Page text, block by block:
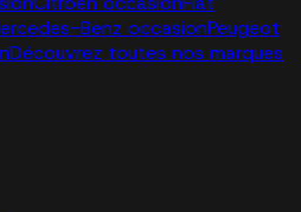
Benz occasionPeugeot
Découvrez toutes nos marques